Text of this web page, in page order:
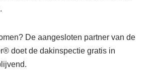
De aangesloten partner van de
doet de dakinspectie gratis in